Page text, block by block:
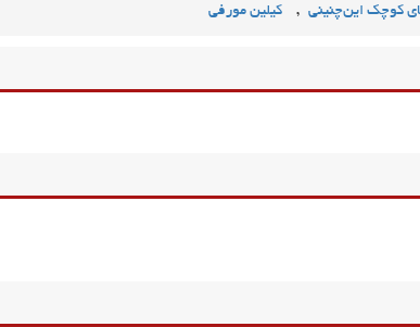
کوچک این‌چنینی , کیلین مورفی